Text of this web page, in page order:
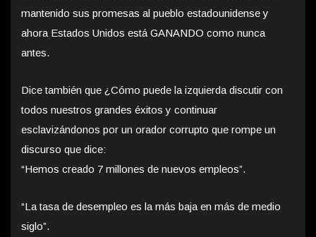
mantenido sus promesas al pueblo estadounidense y
ahora Estados Unidos está GANANDO como nunca
antes.
Dice también que ¿Cómo puede la izquierda discutir con
todos nuestros grandes éxitos y continuar
esclavizándonos por un orador corrupto que rompe un
discurso que dice:
“Hemos creado 7 millones de nuevos empleos”.
“La tasa de desempleo es la más baja en más de medio
siglo”.